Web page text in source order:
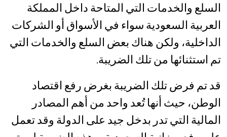
السلع والخدمات التي المتاحة داخل المملكة
العربية السعودية سواء في الأسواق أو الشركات
الداخلية، ولكن هناك بعض السلع والخدمات التي
تم استثنائها من تلك الضريبة.
قد تم فرض تلك الضريبة بغرض رفع اقتصاد
الوطن، حيث أنها تُعد واحد من أهم المصادر
المالية التي تدر بدخل جيد على الدولة وقد تعمل